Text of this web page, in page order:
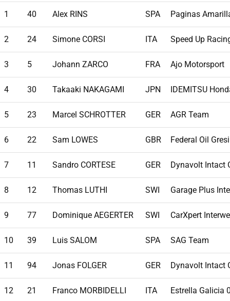
1 40 Alex RINS SPA Paginas
2 24 Simone CORSI ITA Speed Up
3 5 Johann ZARCO FRA Ajo Motorsport
4 30 Takaaki NAKAGAMI JPN IDEMITSU
5 23 Marcel SCHROTTER GER AGR Team
6 22 Sam LOWES GBR Federal Oil
7 11 Sandro CORTESE GER Dynavolt Intact
8 12 Thomas LUTHI SWI Garage Plus
9 77 Dominique AEGERTER SWI CarXpert
10 39 Luis SALOM SPA SAG Team
11 94 Jonas FOLGER GER Dynavolt Intact
12 21 Franco MORBIDELLI ITA Estrella Galicia